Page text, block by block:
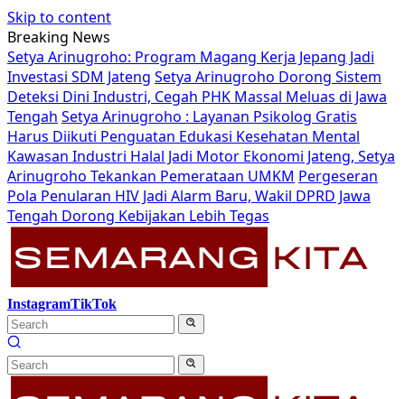
Skip to content
Breaking News
Setya Arinugroho: Program Magang Kerja Jepang Jadi
Investasi SDM Jateng Setya Arinugroho Dorong Sistem
Deteksi Dini Industri, Cegah PHK Massal Meluas di Jawa
Tengah Setya Arinugroho : Layanan Psikolog Gratis
Harus Diikuti Penguatan Edukasi Kesehatan Mental
Kawasan Industri Halal Jadi Motor Ekonomi Jateng, Setya
Arinugroho Tekankan Pemerataan UMKM Pergeseran
Pola Penularan HIV Jadi Alarm Baru, Wakil DPRD Jawa
Tengah Dorong Kebijakan Lebih Tegas
InstagramTikTok